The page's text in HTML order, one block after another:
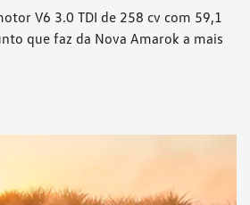
V6 3.0 TDI de 258 cv com 59,1
que faz da Nova Amarok a mais